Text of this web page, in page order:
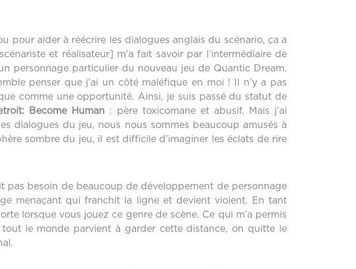
pour aider à réécrire les dialogues anglais du scénario, ça a
et réalisateur] m’a fait savoir par l’intermédiaire de
personnage particulier du nouveau jeu de Quantic Dream.
penser que j’ai un côté maléfique en moi ! Il n’y a pas
comme une opportunité. Ainsi, je suis passé du statut de
Become Human : père toxicomane et abusif. Mais j’ai
dialogues du jeu, nous nous sommes beaucoup amusés à
sombre du jeu, il est difficile d’imaginer les éclats de rire
pas besoin de beaucoup de développement de personnage
menaçant qui franchit la ligne et devient violent. En tant
lorsque vous jouez ce genre de scène. Ce qui m’a permis
le monde parvient à garder cette distance, on quitte le